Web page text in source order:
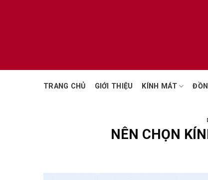
TRANG CHỦ GIỚI THIỆU KÍNH MÁT
NÊN CHỌN